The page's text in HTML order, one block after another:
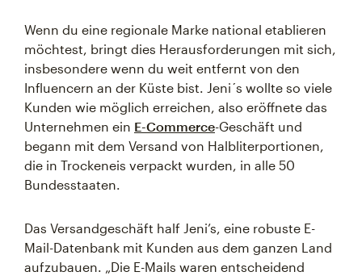
Wenn du eine regionale Marke national etablieren
möchtest, bringt dies Herausforderungen mit sich,
insbesondere wenn du weit entfernt von den
Influencern an der Küste bist. Jeni´s wollte so viele
Kunden wie möglich erreichen, also eröffnete das
Unternehmen ein E-Commerce-Geschäft und
begann mit dem Versand von Halbliterportionen,
die in Trockeneis verpackt wurden, in alle 50
Bundesstaaten.
Das Versandgeschäft half Jeni’s, eine robuste E-
Mail-Datenbank mit Kunden aus dem ganzen Land
aufzubauen. „Die E-Mails waren entscheidend